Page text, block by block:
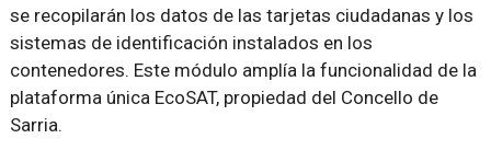
se recopilarán los datos de las tarjetas ciudadanas y los
sistemas de identificación instalados en los
contenedores. Este módulo amplía la funcionalidad de la
plataforma única EcoSAT, propiedad del Concello de
Sarria.